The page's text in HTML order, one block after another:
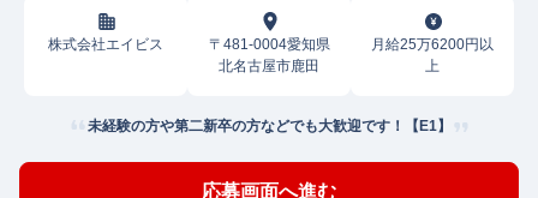
株式会社エイビス
〒481-0004愛知県
北名古屋市鹿田
月給25万6200円以
上
未経験の方や第二新卒の方などでも大歓迎です！【E1】
応募画面へ進む